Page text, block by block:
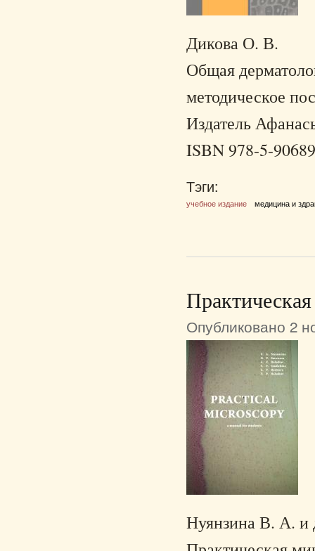
Дикова О. В.
Общая
методическое
Издатель
ISBN 978-5-
Тэги:
учебное издание медицина и
Опубликовано 2
Нуянзина В. А. и